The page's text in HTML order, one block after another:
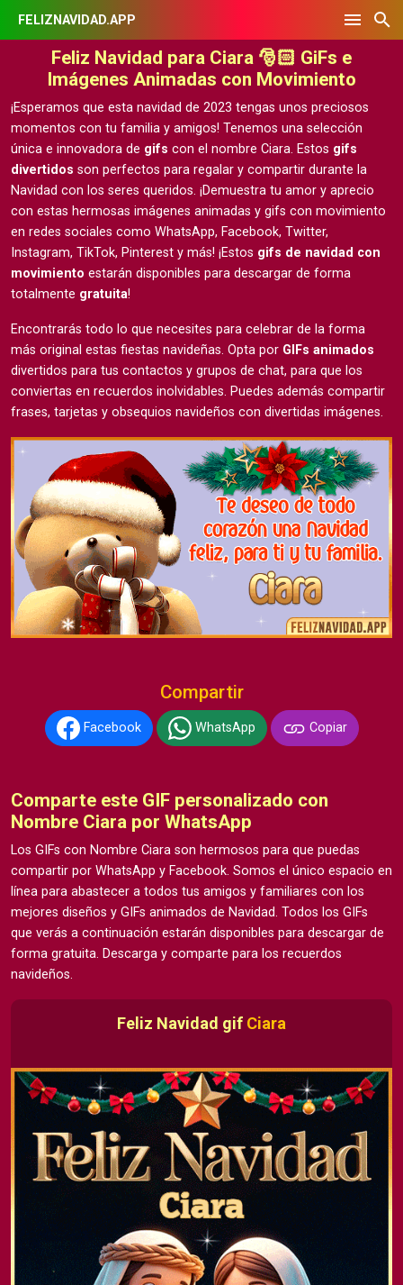
FELIZNAVIDAD.APP
Feliz Navidad para Ciara 🎅🏻 GiFs e
Imágenes Animadas con Movimiento
¡Esperamos que esta navidad de 2023 tengas unos preciosos
momentos con tu familia y amigos! Tenemos una selección
única e innovadora de gifs con el nombre Ciara. Estos gifs
divertidos son perfectos para regalar y compartir durante la
Navidad con los seres queridos. ¡Demuestra tu amor y aprecio
con estas hermosas imágenes animadas y gifs con movimiento
en redes sociales como WhatsApp, Facebook, Twitter,
Instagram, TikTok, Pinterest y más! ¡Estos gifs de navidad con
movimiento estarán disponibles para descargar de forma
totalmente gratuita!
Encontrarás todo lo que necesites para celebrar de la forma
más original estas fiestas navideñas. Opta por GIFs animados
divertidos para tus contactos y grupos de chat, para que los
conviertas en recuerdos inolvidables. Puedes además compartir
frases, tarjetas y obsequios navideños con divertidas imágenes.
Compartir
Facebook WhatsApp Copiar
Comparte este GIF personalizado con
Nombre Ciara por WhatsApp
Los GIFs con Nombre Ciara son hermosos para que puedas
compartir por WhatsApp y Facebook. Somos el único espacio en
línea para abastecer a todos tus amigos y familiares con los
mejores diseños y GIFs animados de Navidad. Todos los GIFs
que verás a continuación estarán disponibles para descargar de
forma gratuita. Descarga y comparte para los recuerdos
navideños.
Feliz Navidad gif Ciara